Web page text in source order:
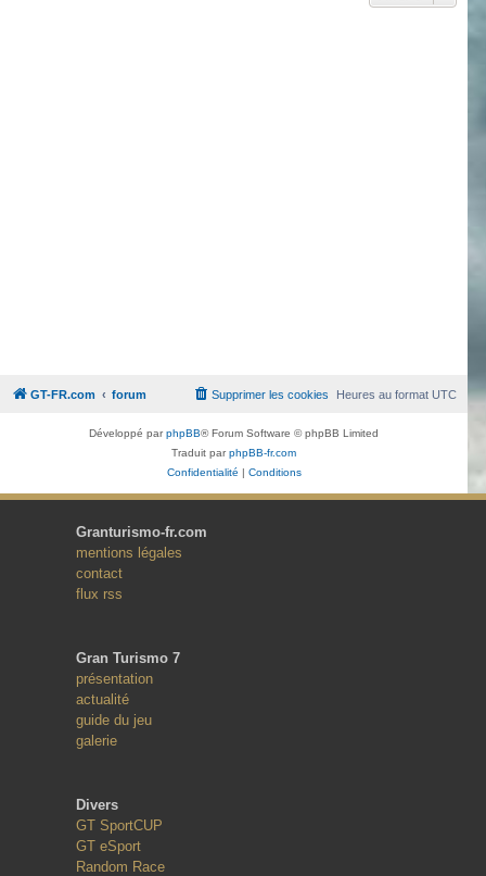
GT-FR.com forum Heures au formatUTC
Supprimer les cookies
Développé parphpBB® Forum Software © phpBB Limited
Traduit parphpBB-fr.com
Confidentialité | Conditions
Granturismo-fr.com
mentions légales
contact
flux rss
Gran Turismo 7
présentation
actualité
guide du jeu
galerie
Divers
GT SportCUP
GT eSport
Random Race